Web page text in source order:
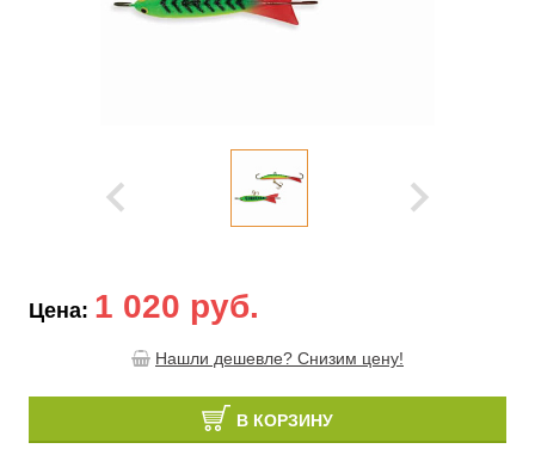
Цена: 1 020 руб.
Нашли дешевле? Снизим цену!
В КОРЗИНУ